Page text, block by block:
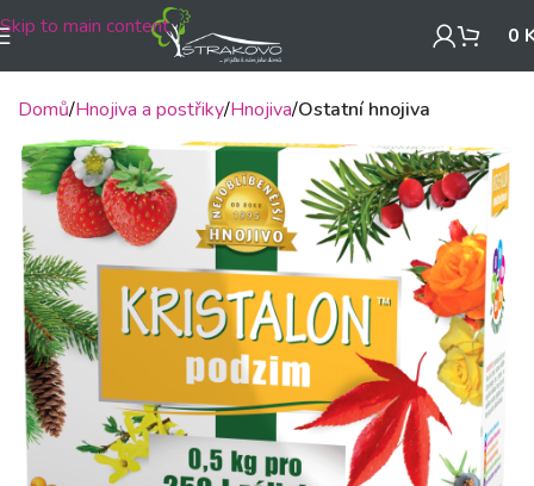
Skip to main content 0
Domů Hnojiva a postřiky Hnojiva Ostatní hnojiva